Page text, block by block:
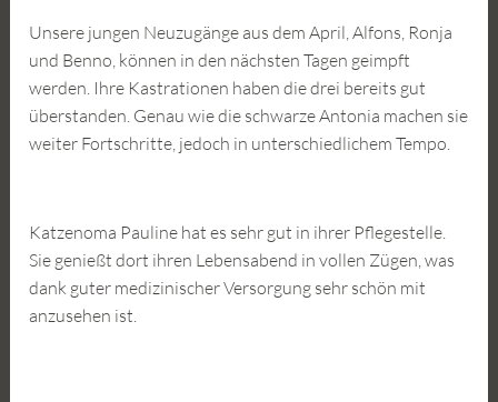
Unsere jungen Neuzugänge aus dem April, Alfons, Ronja
und Benno, können in den nächsten Tagen geimpft
werden. Ihre Kastrationen haben die drei bereits gut
überstanden. Genau wie die schwarze Antonia machen sie
weiter Fortschritte, jedoch in unterschiedlichem Tempo.
Katzenoma Pauline hat es sehr gut in ihrer Pflegestelle.
Sie genießt dort ihren Lebensabend in vollen Zügen, was
dank guter medizinischer Versorgung sehr schön mit
anzusehen ist.